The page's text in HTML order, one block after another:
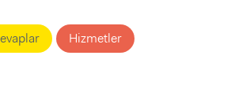
Hizmetler